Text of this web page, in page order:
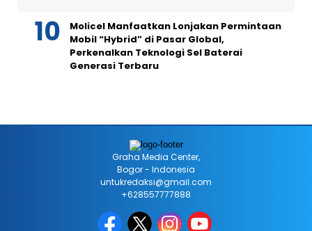
Molicel Manfaatkan Lonjakan Permintaan
Mobil “Hybrid” di Pasar Global,
Perkenalkan Teknologi Sel Baterai
Generasi Terbaru
Graha Media Center,
Bogor - Indonesia
untukredaksi@gmail.com
+628557777888